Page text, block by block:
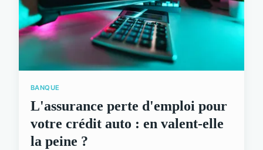
BANQUE
L'assurance perte d'emploi pour
votre crédit auto : en valent-elle
la peine ?